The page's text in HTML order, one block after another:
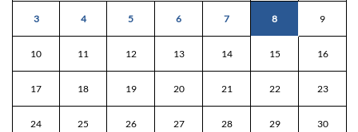
3 4 5 6 7 8 9
10 11 12 13 14 15 16
17 18 19 20 21 22 23
24 25 26 27 28 29 30